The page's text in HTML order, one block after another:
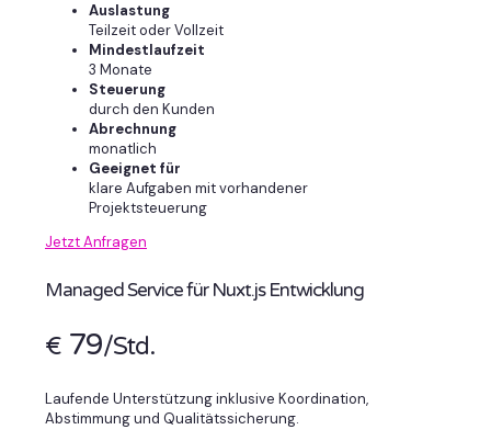
Auslastung
Teilzeit oder Vollzeit
Mindestlaufzeit
3 Monate
Steuerung
durch den Kunden
Abrechnung
monatlich
Geeignet für
klare Aufgaben mit vorhandener
Projektsteuerung
Jetzt Anfragen
Managed Service für Nuxt.js Entwicklung
€ 79/Std.
Laufende Unterstützung inklusive Koordination,
Abstimmung und Qualitätssicherung.